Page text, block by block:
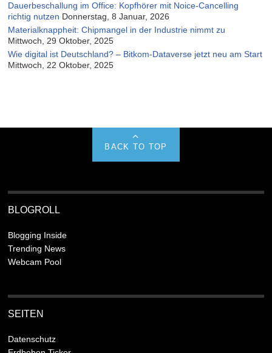
Dauerbeschallung im Office: Kopfhörer mit Noice-Cancelling
richtig nutzen Donnerstag, 8 Januar, 2026
Materialknappheit: Chipmangel in der Industrie nimmt zu
Mittwoch, 29 Oktober, 2025
Wie digital ist Deutschland? – Bitkom-Dataverse jetzt neu am Start
Mittwoch, 22 Oktober, 2025
BACK TO TOP
BLOGROLL
Blogging Inside
Trending News
Webcam Pool
SEITEN
Datenschutz